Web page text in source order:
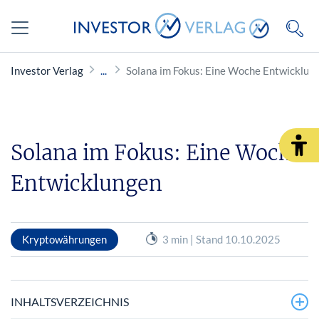
Investor Verlag Solana im Fokus: Eine Woche
Solana im Fokus: Eine Woche
Entwicklungen
Kryptowährungen 3 min | Stand 10.10.2025
INHALTSVERZEICHNIS